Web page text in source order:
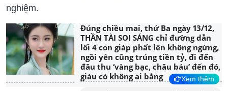
nghiệm.
Đúng chiều mai, thứ Ba ngày 13/12,
THẦN TÀI SOI SÁNG chỉ đường dẫn
lối 4 con giáp phất lên không ngừng,
ngồi yên cũng trúng tiền tỷ, đi đến
đâu thu ‘vàng bạc, châu báu’ đến đó,
giàu có không ai bằng
Xem thêm